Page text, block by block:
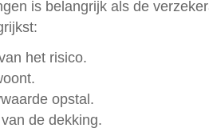
is belangrijk als de
het risico.
opstal.
de dekking.